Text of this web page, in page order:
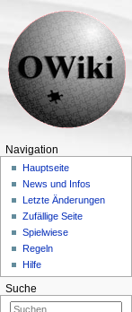
Navigation
Hauptseite
News und Infos
Letzte Änderungen
Zufällige Seite
Spielwiese
Regeln
Hilfe
Suche